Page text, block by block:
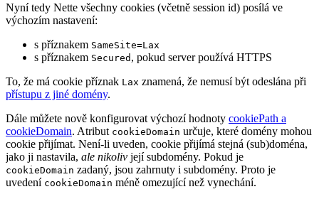
Nyní tedy Nette všechny cookies (včetně session id) posílá ve
výchozím nastavení:
s příznakem SameSite=Lax
s příznakem Secured , pokud server používá HTTPS
To, že má cookie příznak Lax znamená, že nemusí být odeslána při
přístupu z jiné domény.
Dále můžete nově konfigurovat výchozí hodnoty cookiePath a
cookieDomain. Atribut cookieDomain určuje, které domény mohou
cookie přijímat. Není-li uveden, cookie přijímá stejná (sub)doména,
jako ji nastavila, ale nikoliv její subdomény. Pokud je
cookieDomain zadaný, jsou zahrnuty i subdomény. Proto je
uvedení cookieDomain méně omezující než vynechání.